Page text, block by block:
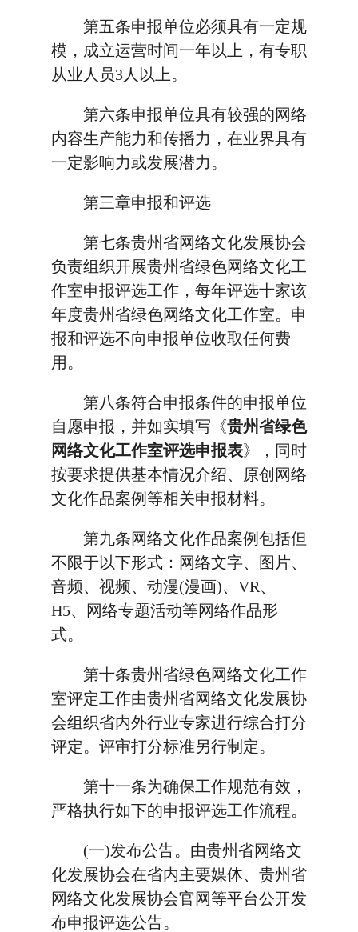
第五条申报单位必须具有一定规
模，成立运营时间一年以上，有专职
从业人员3人以上。
第六条申报单位具有较强的网络
内容生产能力和传播力，在业界具有
一定影响力或发展潜力。
第三章申报和评选
第七条贵州省网络文化发展协会
负责组织开展贵州省绿色网络文化工
作室申报评选工作，每年评选十家该
年度贵州省绿色网络文化工作室。申
报和评选不向申报单位收取任何费
用。
第八条符合申报条件的申报单位
自愿申报，并如实填写《贵州省绿色
网络文化工作室评选申报表》，同时
按要求提供基本情况介绍、原创网络
文化作品案例等相关申报材料。
第九条网络文化作品案例包括但
不限于以下形式：网络文字、图片、
音频、视频、动漫(漫画)、VR、
H5、网络专题活动等网络作品形
式。
第十条贵州省绿色网络文化工作
室评定工作由贵州省网络文化发展协
会组织省内外行业专家进行综合打分
评定。评审打分标准另行制定。
第十一条为确保工作规范有效，
严格执行如下的申报评选工作流程。
(一)发布公告。由贵州省网络文
化发展协会在省内主要媒体、贵州省
网络文化发展协会官网等平台公开发
布申报评选公告。